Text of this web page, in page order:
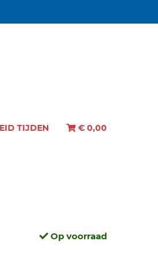
TIJDEN € 0,00
Op voorraad